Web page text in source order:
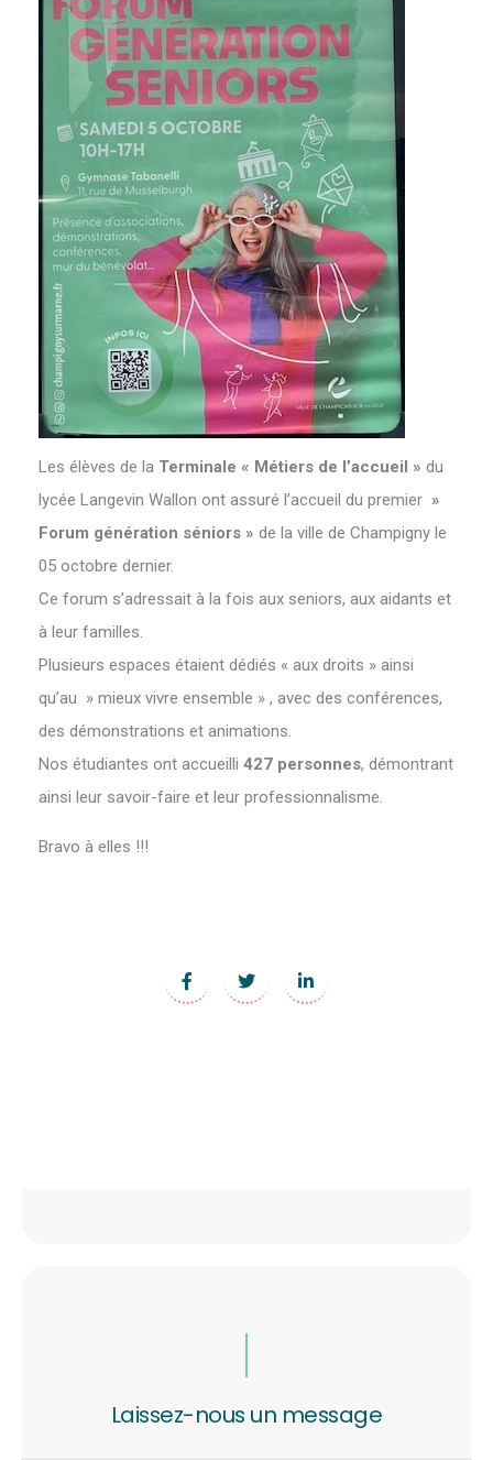
Les élèves de la Terminale « Métiers de l’accueil » du
lycée Langevin Wallon ont assuré l’accueil du premier »
Forum génération séniors » de la ville de Champigny le
05 octobre dernier.
Ce forum s’adressait à la fois aux seniors, aux aidants et
à leur familles.
Plusieurs espaces étaient dédiés « aux droits » ainsi
qu’au » mieux vivre ensemble » , avec des conférences,
des démonstrations et animations.
Nos étudiantes ont accueilli 427 personnes, démontrant
ainsi leur savoir-faire et leur professionnalisme.
Bravo à elles !!!
Laissez-nous un message